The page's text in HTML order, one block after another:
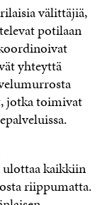
välittäjiä,
potilaan
yhteyttä
jotka toimivat
kaikkiin
riippumatta.